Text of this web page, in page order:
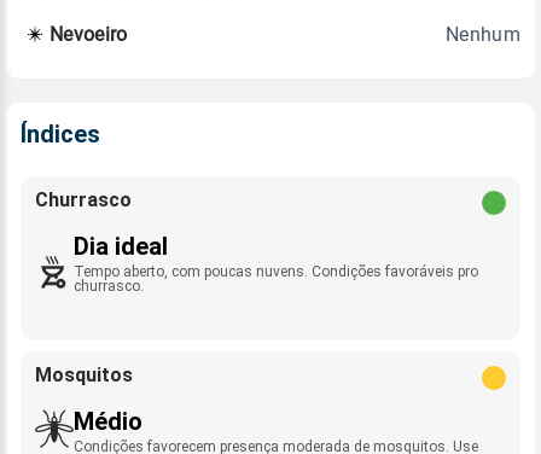
Nevoeiro Nenhum
Índices
Churrasco
Dia ideal
Tempo aberto, com poucas nuvens. Condições favoráveis pro
churrasco.
Mosquitos
Médio
Condições favorecem presença moderada de mosquitos. Use